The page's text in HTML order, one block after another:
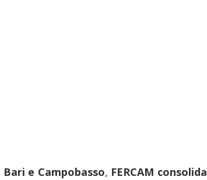
Bari e Campobasso, FERCAM consolida